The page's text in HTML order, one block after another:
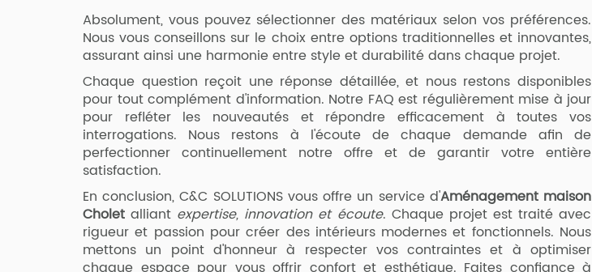
Absolument, vous pouvez sélectionner des matériaux selon vos préférences.
Nous vous conseillons sur le choix entre options traditionnelles et innovantes,
assurant ainsi une harmonie entre style et durabilité dans chaque projet.
Chaque question reçoit une réponse détaillée, et nous restons disponibles
pour tout complément d'information. Notre FAQ est régulièrement mise à jour
pour refléter les nouveautés et répondre efficacement à toutes vos
interrogations. Nous restons à l'écoute de chaque demande afin de
perfectionner continuellement notre offre et de garantir votre entière
satisfaction.
En conclusion, C&C SOLUTIONS vous offre un service d'Aménagement maison
Cholet alliant expertise, innovation et écoute. Chaque projet est traité avec
rigueur et passion pour créer des intérieurs modernes et fonctionnels. Nous
mettons un point d'honneur à respecter vos contraintes et à optimiser